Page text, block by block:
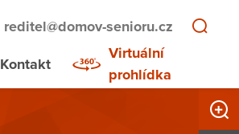
reditel@domov-senioru.cz
Kontakt
Virtuální
prohlídka